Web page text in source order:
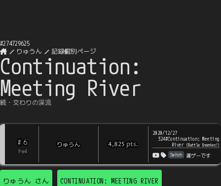
#274729625
りゅうん
記録個別ページ
Continuation:
Meeting River
続・交わりの渓流
# 6
? rps]
りゅうん 4,825 pts.
2020/12/27
324#Continuation: Meeting
River(Battle Enemies!)
Switch
運ゲーです
りゅうん さん CONTINUATION: MEETING RIVER